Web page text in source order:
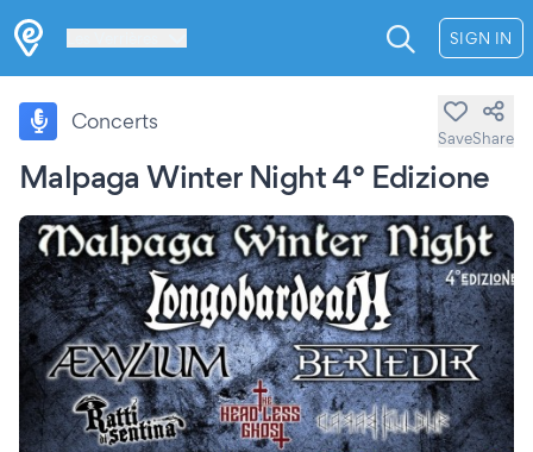
SIGN IN
Malpaga Winter Night 4° Edizione
Concerts
SaveShare